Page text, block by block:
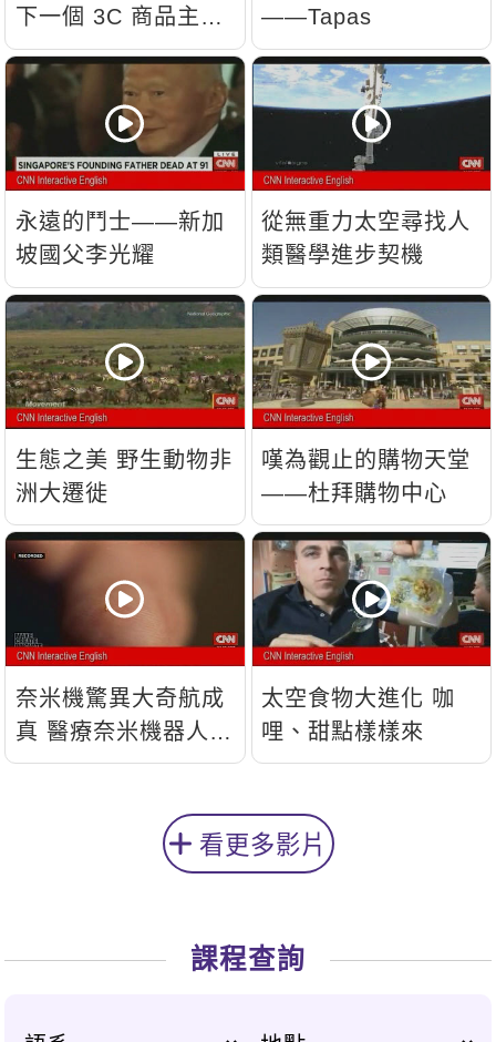
下一個 3C 商品主
流？
——Tapas
永遠的鬥士——新加
坡國父李光耀
從無重力太空尋找人
類醫學進步契機
生態之美 野生動物非
洲大遷徙
嘆為觀止的購物天堂
——杜拜購物中心
奈米機驚異大奇航成
真 醫療奈米機器人問
世
太空食物大進化 咖
哩、甜點樣樣來
看更多影片
課程查詢